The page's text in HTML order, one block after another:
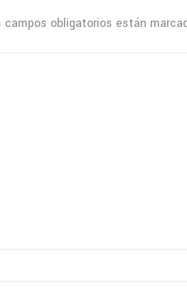
campos obligatorios están